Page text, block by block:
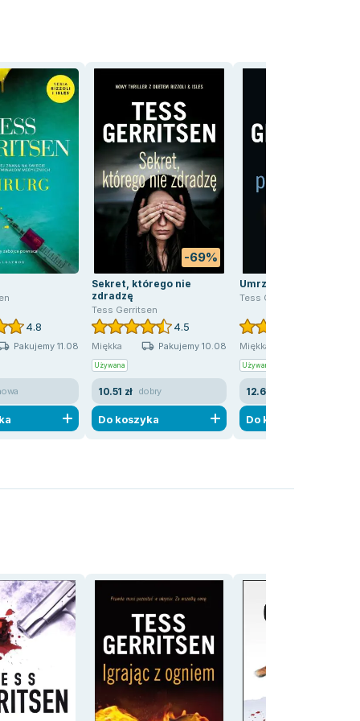
4.8
Pakujemy 11.08
-69%
Sekret, którego nie
zdradzę
Tess Gerritsen
4.5
Miękka Pakujemy 10.08
Używana
10.51 zł dobry
Do koszyka
Umrzeć po raz drugi
Tess Gerritsen
Miękka
Używana
12.66 zł
Do koszyka